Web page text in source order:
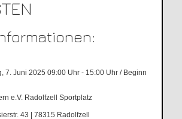
7. Juni 2025 09:00 Uhr - 15:00 Uhr / Beginn
e.V. Radolfzell Sportplatz
43 | 78315 Radolfzell